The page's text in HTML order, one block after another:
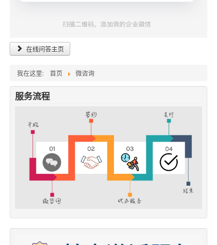
在线问答主页
我在这里: 首页 微咨询
服务流程